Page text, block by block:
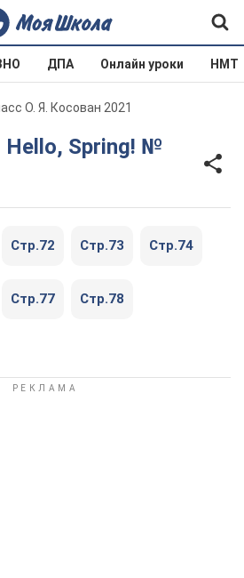
ДПА Онлайн уроки НМТ
О. Я. Косован 2021
Стр.72 Стр.73 Стр.74
Стр.77 Стр.78